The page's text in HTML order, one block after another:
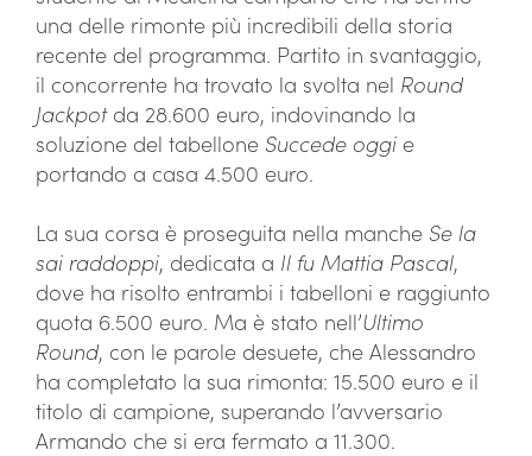
una delle rimonte più incredibili della storia
recente del programma. Partito in svantaggio,
il concorrente ha trovato la svolta nel Round
Jackpotda 28.600 euro, indovinando la
soluzione del tabellone Succede oggi e
portando a casa 4.500 euro.
La sua corsa è proseguita nella manche Se la
sai raddoppi, dedicata a Il fu Mattia Pascal,
dove ha risolto entrambi i tabelloni e raggiunto
quota 6.500 euro. Ma è stato nell’Ultimo
Round, con le parole desuete, che Alessandro
ha completato la sua rimonta: 15.500 euro e il
titolo di campione, superando l’avversario
Armando che si era fermato a 11.300.